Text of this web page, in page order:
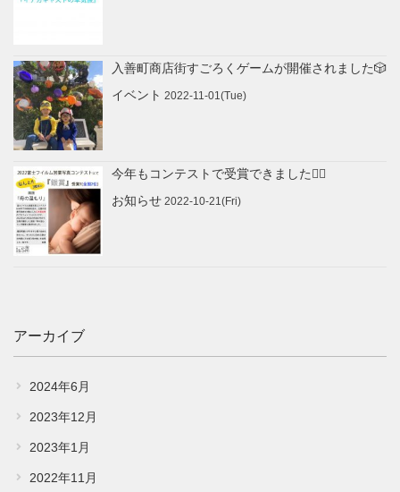
ともふぉと
料金システム
入善町商店街すごろくゲームが開催されました🎲
イベント 2022-11-01(Tue)
今年もコンテストで受賞できました🙇‍♂️
お知らせ 2022-10-21(Fri)
アーカイブ
2024年6月
2023年12月
2023年1月
2022年11月